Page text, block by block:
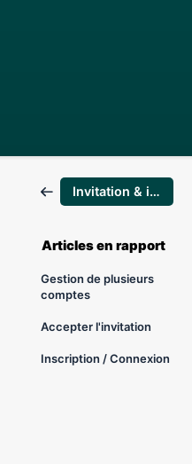
Invitation & inscription
Articles en rapport
Gestion de plusieurs
comptes
Accepter l'invitation
Inscription / Connexion